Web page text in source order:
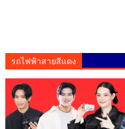
รถไฟฟ้าสายสีแดง